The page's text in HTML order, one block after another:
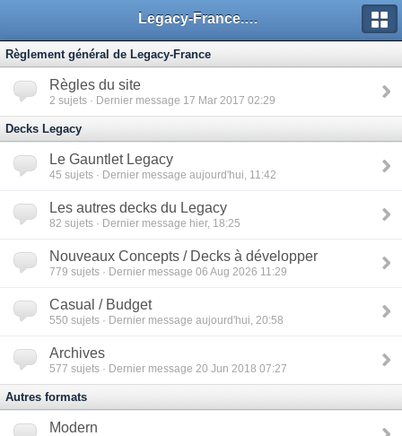
Legacy-France.org - Forum
Règlement général de Legacy-France
Règles du site
2 sujets · Dernier message 17 Mar 2017 02:29
Decks Legacy
Le Gauntlet Legacy
45 sujets · Dernier message aujourd'hui, 11:42
Les autres decks du Legacy
82 sujets · Dernier message hier, 18:25
Nouveaux Concepts / Decks à développer
779 sujets · Dernier message 06 Aug 2026 11:29
Casual / Budget
550 sujets · Dernier message aujourd'hui, 20:58
Archives
577 sujets · Dernier message 20 Jun 2018 07:27
Autres formats
Modern